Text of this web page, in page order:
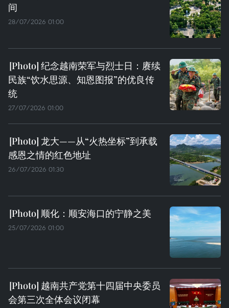
间
28/07/2026 01:00
纪念越南荣军与烈士日：赓续
民族“饮水思源、知恩图报”的优良传
统
27/07/2026 01:00
龙大——从“火热坐标”到承载
感恩之情的红色地址
26/07/2026 01:30
顺化：顺安海口的宁静之美
25/07/2026 01:00
越南共产党第十四届中央委员
会第三次全体会议闭幕